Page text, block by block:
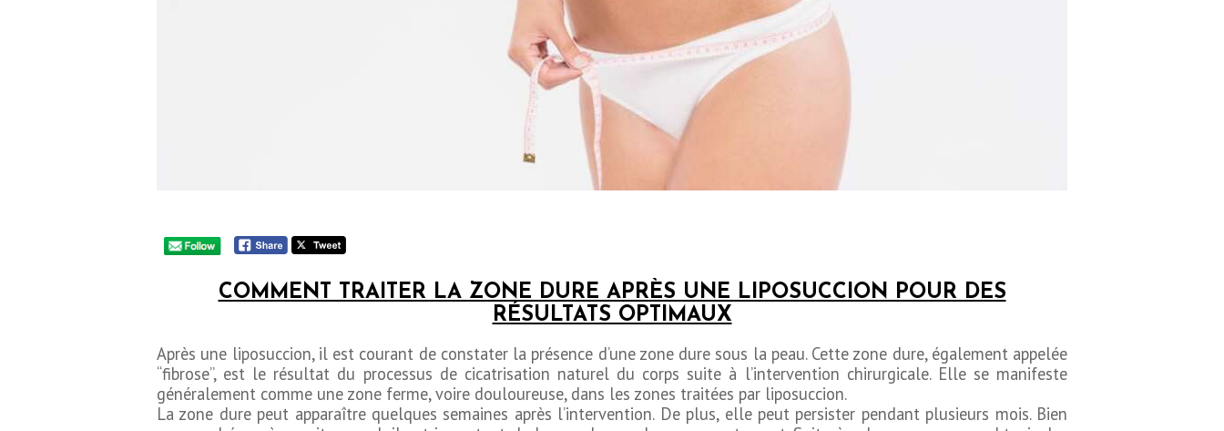
COMMENT TRAITER LA ZONE DURE APRÈS UNE LIPOSUCCION POUR DES
RÉSULTATS OPTIMAUX
Après une liposuccion, il est courant de constater la présence d’une zone dure sous la peau. Cette zone dure, également appelée
“fibrose”, est le résultat du processus de cicatrisation naturel du corps suite à l’intervention chirurgicale. Elle se manifeste
généralement comme une zone ferme, voire douloureuse, dans les zones traitées par liposuccion.
La zone dure peut apparaître quelques semaines après l’intervention. De plus, elle peut persister pendant plusieurs mois. Bien